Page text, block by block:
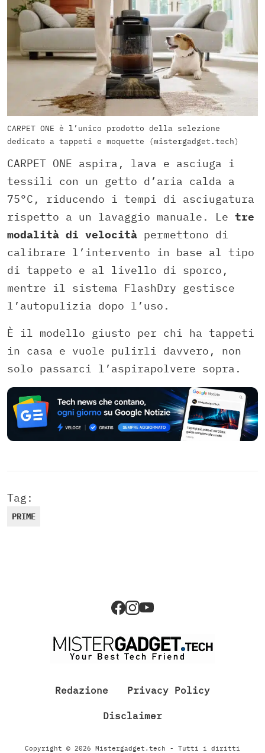
CARPET ONE è l’unico prodotto della selezione
dedicato a tappeti e moquette (mistergadget.tech)
CARPET ONE aspira, lava e asciuga i
tessili con un getto d’aria calda a
75°C, riducendo i tempi di asciugatura
rispetto a un lavaggio manuale. Le tre
modalità di velocità permettono di
calibrare l’intervento in base al tipo
di tappeto e al livello di sporco,
mentre il sistema FlashDry gestisce
l’autopulizia dopo l’uso.
È il modello giusto per chi ha tappeti
in casa e vuole pulirli davvero, non
solo passarci l’aspirapolvere sopra.
Tag:
PRIME
Redazione Privacy Policy
Disclaimer
Copyright © 2026 Mistergadget.tech - Tutti i diritti